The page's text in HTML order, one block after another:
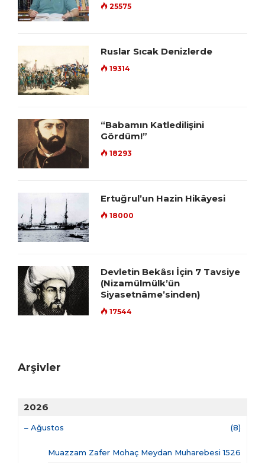
25575
Ruslar Sıcak Denizlerde
19314
“Babamın Katledilişini
Gördüm!”
18293
Ertuğrul’un Hazin Hikâyesi
18000
Devletin Bekâsı İçin 7 Tavsiye
(Nizamülmülk’ün
Siyasetnâme’sinden)
17544
Arşivler
2026
– Ağustos (8)
Muazzam Zafer Mohaç Meydan Muharebesi 1526